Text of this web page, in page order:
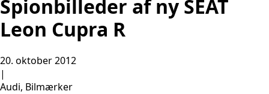
Spionbilleder af ny SEAT
Leon Cupra R
20. oktober 2012
|
Audi, Bilmærker